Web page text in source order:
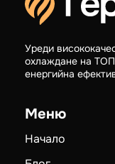
Уреди
охлаждане на
Меню
Блог
Марки